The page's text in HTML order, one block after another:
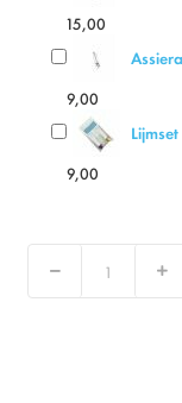
15,00
9,00
9,00
Verlaag